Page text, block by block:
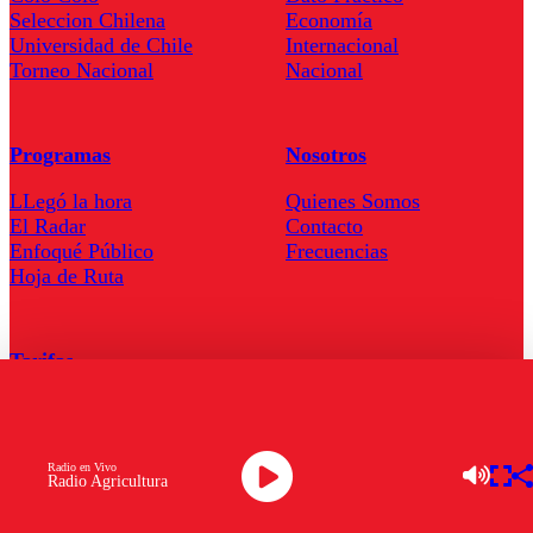
Radio Agricultura
Radio en Vivo
Seleccion Chilena
Universidad de Chile
Torneo Nacional
Economía
Internacional
Nacional
Programas
LLegó la hora
El Radar
Enfoqué Público
Hoja de Ruta
Nosotros
Quienes Somos
Contacto
Frecuencias
Tarifas